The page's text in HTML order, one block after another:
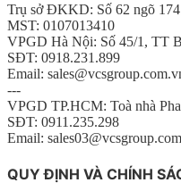
Trụ sở ĐKKD: Số 62 ngõ
MST: 0107013410
VPGD Hà Nội: Số 45/1, TT
SĐT: 0918.231.899
Email:
---
VPGD TP.HCM: Toà nhà
SĐT: 0911.235.298
Email:
QUY ĐỊNH VÀ CHÍNH